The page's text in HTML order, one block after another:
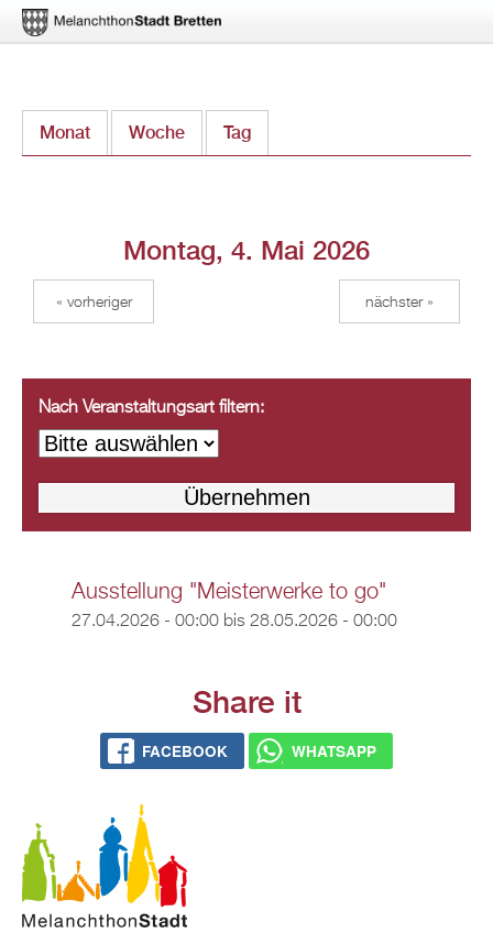
zum
Monat Woche Tag
Montag, 4. Mai 2026
« vorheriger nächster »
Nach Veranstaltungsart filtern:
Ausstellung "Meisterwerke to go"
27.04.2026 - 00:00bis 28.05.2026 - 00:00
Share it
FACEBOOK WHATSAPP